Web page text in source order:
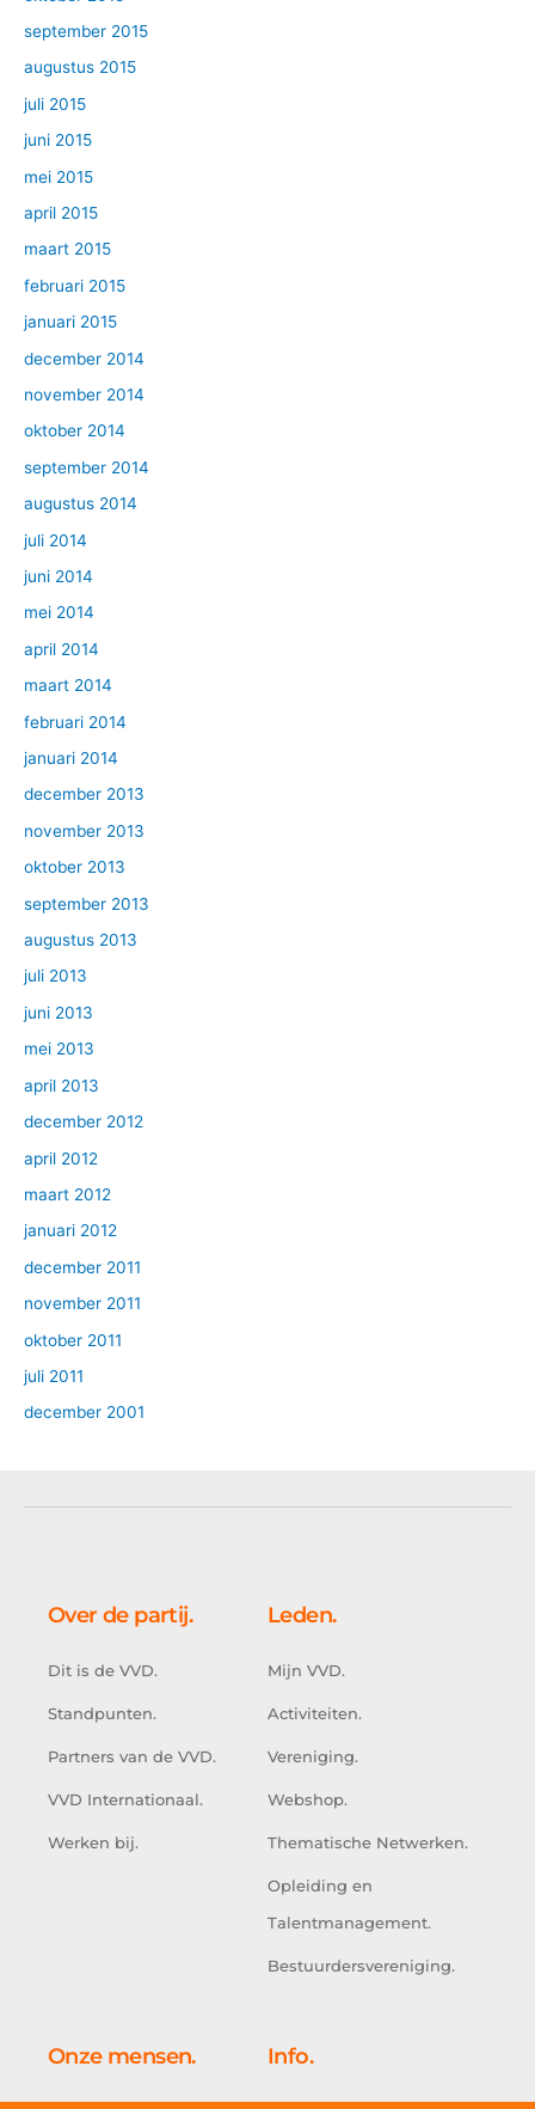
september 2015
augustus 2015
juli 2015
juni 2015
mei 2015
april 2015
maart 2015
februari 2015
januari 2015
december 2014
november 2014
oktober 2014
september 2014
augustus 2014
juli 2014
juni 2014
mei 2014
april 2014
maart 2014
februari 2014
januari 2014
december 2013
november 2013
oktober 2013
september 2013
augustus 2013
juli 2013
juni 2013
mei 2013
april 2013
december 2012
april 2012
maart 2012
januari 2012
december 2011
november 2011
oktober 2011
juli 2011
december 2001
Over de partij.
Dit is de VVD.
Standpunten.
Partners van de VVD.
VVD Internationaal.
Werken bij.
Leden.
Mijn VVD.
Activiteiten.
Vereniging.
Webshop.
Thematische Netwerken.
Opleiding en
Talentmanagement.
Bestuurdersvereniging.
Onze mensen. Info.